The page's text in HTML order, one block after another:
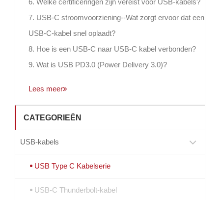
7. USB-C stroomvoorziening--Wat zorgt ervoor dat een
USB-C-kabel snel oplaadt?
8. Hoe is een USB-C naar USB-C kabel verbonden?
9. Wat is USB PD3.0 (Power Delivery 3.0)?
Lees meer
CATEGORIEËN
USB-kabels
USB Type C Kabelserie
USB-C Thunderbolt-kabel